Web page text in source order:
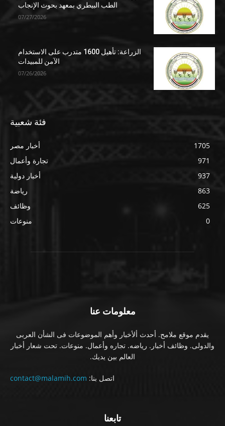
الطب البيطري بمعهد بحوث الإنجاب
07/27/2026
الزراعة: تأهيل 1600 متدرب على الاستخدام
الآمن للمبيدات
07/26/2026
فئة شعبية
أخبار مصر
1705
تجارة وأعمال
971
أخبار دولية
937
رياضة
863
وظائف
625
منوعات
0
معلومات عنا
يقدم موقع ملامح. أحدث ألأخبار وأهم الموضوعات فى الشأن العربى
والدولى. وظائف أخبار. رياضه. تجاره وأعمال. منوعات. تحت شعار أخبار
العالم بين يديك.
اتصل بنا: contact@malamih.com
تابعنا